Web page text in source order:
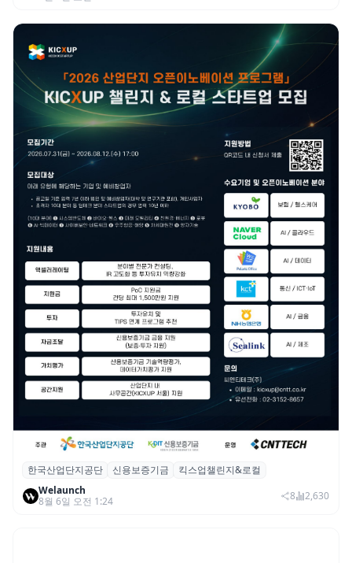
산단공·신보, 2026 ‘킥스업 챌린지&로컬’ 참
여 스타트업 모집
한국산업단지공단 신용보증기금
킥스업챌린지&로컬
Welaunch
8월 6일 오전 1:24
8 2,630